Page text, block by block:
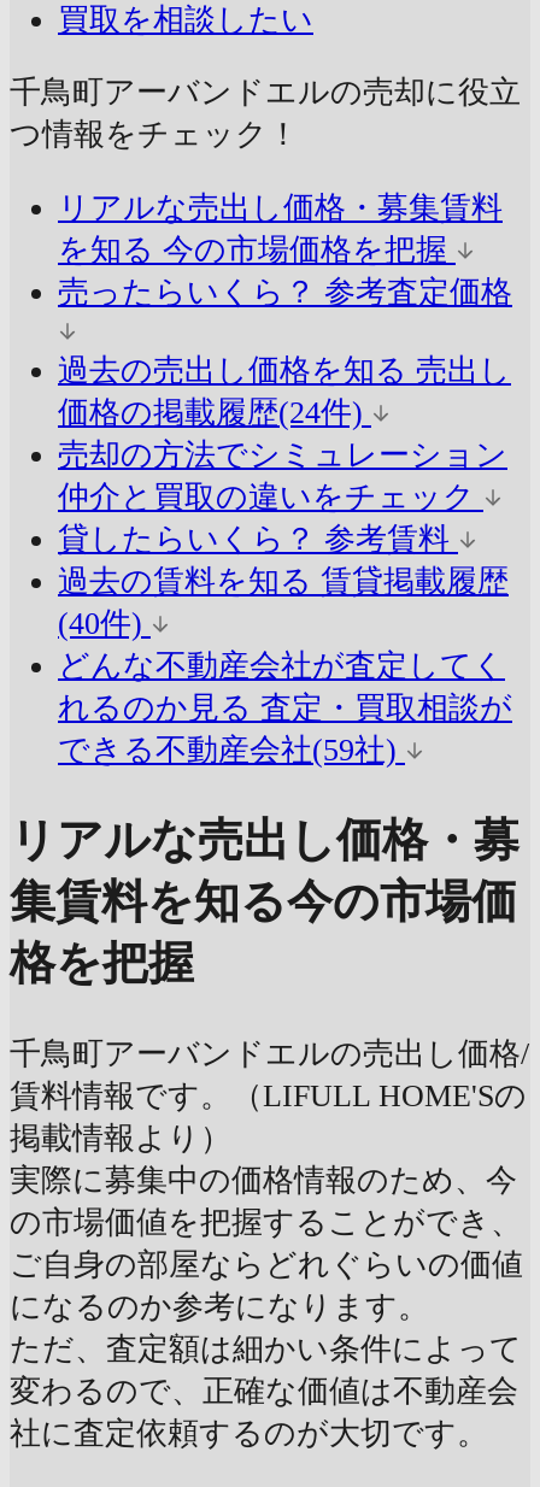
買取を相談したい
千鳥町アーバンドエルの売却に役立
つ情報をチェック！
リアルな売出し価格・募集賃料
を知る 今の市場価格を把握
売ったらいくら？ 参考査定価格
過去の売出し価格を知る 売出し
価格の掲載履歴(24件)
売却の方法でシミュレーション
仲介と買取の違いをチェック
貸したらいくら？ 参考賃料
過去の賃料を知る 賃貸掲載履歴
(40件)
どんな不動産会社が査定してく
れるのか見る 査定・買取相談が
できる不動産会社(59社)
リアルな売出し価格・募
集賃料を知る今の市場価
格を把握
千鳥町アーバンドエルの売出し価格/
賃料情報です。（LIFULL HOME'Sの
掲載情報より）
実際に募集中の価格情報のため、今
の市場価値を把握することができ、
ご自身の部屋ならどれぐらいの価値
になるのか参考になります。
ただ、査定額は細かい条件によって
変わるので、正確な価値は不動産会
社に査定依頼するのが大切です。